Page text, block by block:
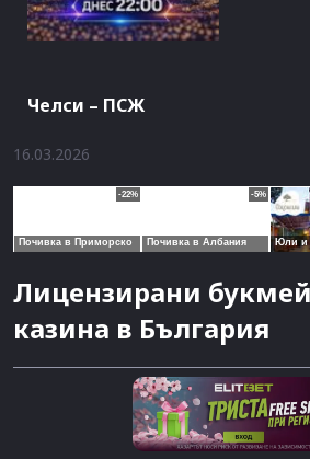
Челси – ПСЖ
16.03.2026
Лицензирани
казина в България